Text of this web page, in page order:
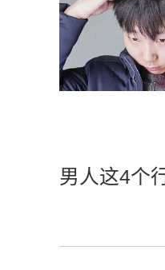
男人这4个